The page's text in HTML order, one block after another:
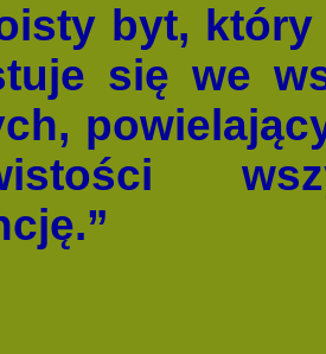
byt,
się we